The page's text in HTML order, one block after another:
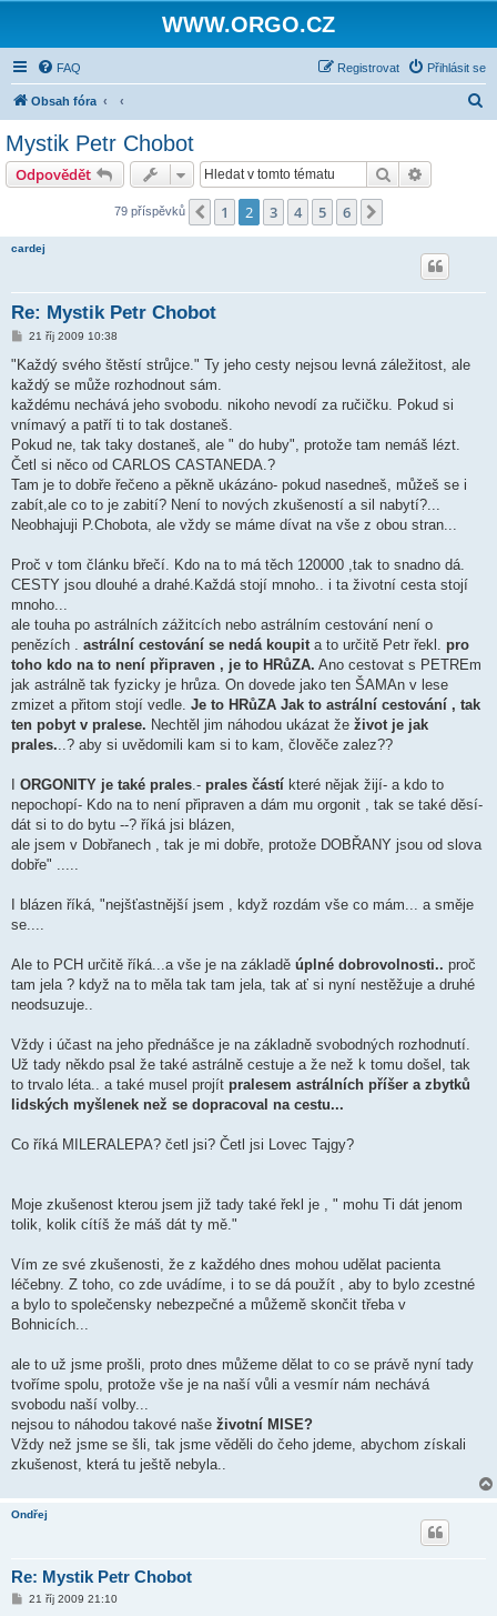
WWW.ORGO.CZ
FAQ Přihlásit se
Registrovat
Obsah fóra
Mystik Petr Chobot
Odpovědět Hledat
79 příspěvků Předchozí
1 2 3 4 5 6
cardej
Re: Mystik Petr Chobot
P
í
p
ě
e
k
21 říj 2009 10:38
"Každý svého štěstí strůjce." Ty jeho cesty nejsou levná záležitost, ale
každý se může rozhodnout sám.
každému nechává jeho svobodu. nikoho nevodí za ručičku. Pokud si
vnímavý a patří ti to tak dostaneš.
Pokud ne, tak taky dostaneš, ale " do huby", protože tam nemáš lézt.
Četl si něco od CARLOS CASTANEDA.?
Tam je to dobře řečeno a pěkně ukázáno- pokud nasedneš, můžeš se i
zabít,ale co to je zabití? Není to nových zkušeností a sil nabytí?...
Neobhajuji P.Chobota, ale vždy se máme dívat na vše z obou stran...
Proč v tom článku břečí. Kdo na to má těch 120000 ,tak to snadno dá.
CESTY jsou dlouhé a drahé.Každá stojí mnoho.. i ta životní cesta stojí
mnoho...
ale touha po astrálních zážitcích nebo astrálním cestování není o
penězích . astrální cestování se nedá koupit a to určitě Petr řekl. pro
toho kdo na to není připraven , je to HRůZA. Ano cestovat s PETREm
jak astrálně tak fyzicky je hrůza. On dovede jako ten ŠAMAn v lese
zmizet a přitom stojí vedle. Je to HRůZA Jak to astrální cestování , tak
ten pobyt v pralese. Nechtěl jim náhodou ukázat že život je jak
prales...? aby si uvědomili kam si to kam, člověče zalez??
ORGONITY je také prales.- prales částí které nějak žijí- a kdo to
nepochopí- Kdo na to není připraven a dám mu orgonit , tak se také děsí-
dát si to do bytu --? říká jsi blázen,
ale jsem v Dobřanech , tak je mi dobře, protože DOBŘANY jsou od slova
dobře" .....
I blázen říká, "nejšťastnější jsem , když rozdám vše co mám... a směje
se....
Ale to PCH určitě říká...a vše je na základě úplné dobrovolnosti.. proč
tam jela ? když na to měla tak tam jela, tak ať si nyní nestěžuje a druhé
neodsuzuje..
Vždy i účast na jeho přednášce je na základně svobodných rozhodnutí.
Už tady někdo psal že také astrálně cestuje a že než k tomu došel, tak
to trvalo léta.. a také musel projít pralesem astrálních příšer a zbytků
lidských myšlenek než se dopracoval na cestu...
Co říká MILERALEPA? četl jsi? Četl jsi Lovec Tajgy?
Moje zkušenost kterou jsem již tady také řekl je , " mohu Ti dát jenom
tolik, kolik cítíš že máš dát ty mě."
Vím ze své zkušenosti, že z každého dnes mohou udělat pacienta
léčebny. Z toho, co zde uvádíme, i to se dá použít , aby to bylo zcestné
a bylo to společensky nebezpečné a můžemě skončit třeba v
Bohnicích...
ale to už jsme prošli, proto dnes můžeme dělat to co se právě nyní tady
tvoříme spolu, protože vše je na naší vůli a vesmír nám nechává
svobodu naší volby...
nejsou to náhodou takové naše životní MISE?
Vždy než jsme se šli, tak jsme věděli do čeho jdeme, abychom získali
zkušenost, která tu ještě nebyla..
Ondřej
Re: Mystik Petr Chobot
P21 říj 2009 21:10